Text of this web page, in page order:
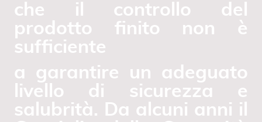
che il controllo del
prodotto finito non è
sufficiente
a garantire un adeguato
livello di sicurezza e
salubrità. Da alcuni anni il